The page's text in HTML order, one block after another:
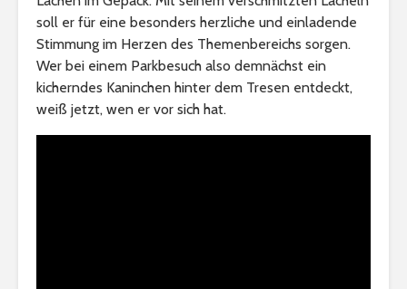
soll er für eine besonders herzliche und einladende
Stimmung im Herzen des Themenbereichs sorgen.
Wer bei einem Parkbesuch also demnächst ein
kicherndes Kaninchen hinter dem Tresen entdeckt,
weiß jetzt, wen er vor sich hat.